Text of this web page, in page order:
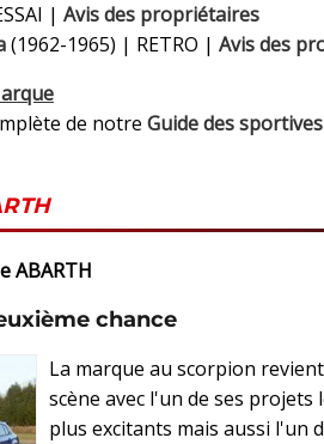
| Avis des propriétaires
(1962-1965) | RETRO | Avis des
de notre Guide des sportives
ABARTH
chance
La marque au scorpion
scène avec l'un de ses projets
plus excitants mais aussi l'un